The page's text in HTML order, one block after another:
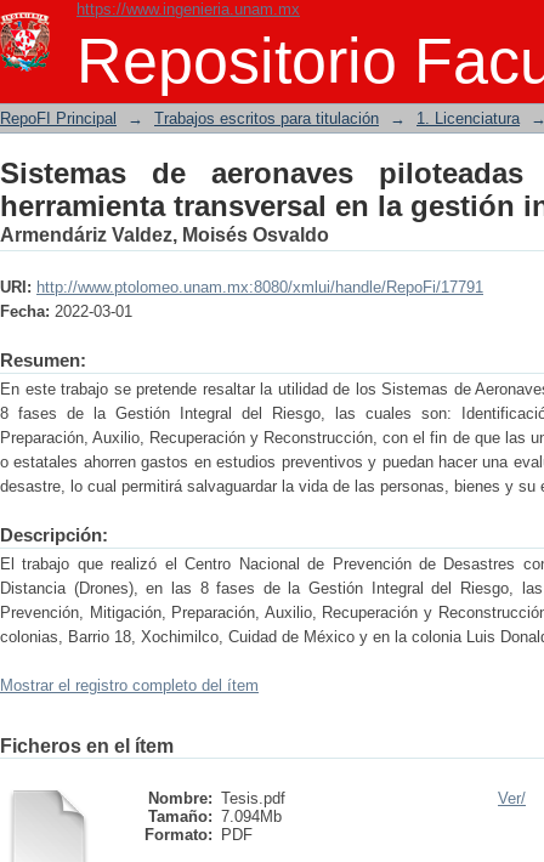
https://www.ingenieria.unam.mx
Repositorio
Sistemas de aeronaves piloteadas a
gestión integral del riesgo
RepoFI Principal → Trabajos escritos para titulación → 1. Licenciatura
Sistemas de aeronaves
herramienta transversal en la gestión
Armendáriz Valdez, Moisés Osvaldo
URI: http://www.ptolomeo.unam.mx:8080/xmlui/handle/RepoFi/17791
Fecha: 2022-03-01
Resumen:
En este trabajo se pretende resaltar la utilidad de los Sistemas de
8 fases de la Gestión Integral del Riesgo, las cuales son:
Preparación, Auxilio, Recuperación y Reconstrucción, con el fin de que las
o estatales ahorren gastos en estudios preventivos y puedan hacer una
desastre, lo cual permitirá salvaguardar la vida de las personas, bienes y su
Descripción:
El trabajo que realizó el Centro Nacional de Prevención de Desastres
Distancia (Drones), en las 8 fases de la Gestión Integral del Riesgo,
Prevención, Mitigación, Preparación, Auxilio, Recuperación y
colonias, Barrio 18, Xochimilco, Cuidad de México y en la colonia Luis
Mostrar el registro completo del ítem
Ficheros en el ítem
Nombre: Tesis.pdf
Tamaño: 7.094Mb
Formato:
PDF
Ver/